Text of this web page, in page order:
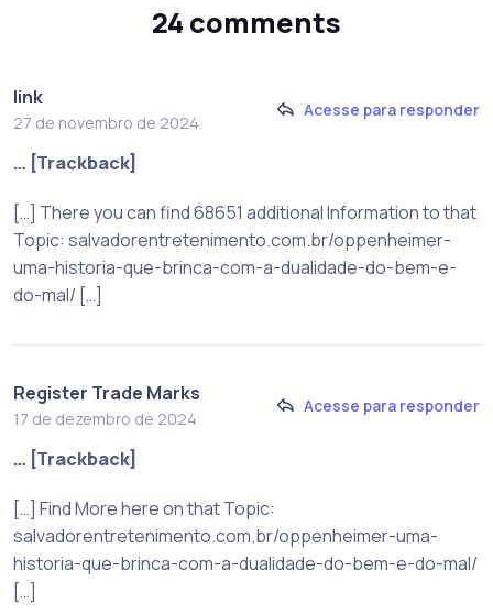
24 comments
link
27 de novembro de 2024
Acesse para responder
… [Trackback]
[…] There you can find 68651 additional Information to that
Topic: salvadorentretenimento.com.br/oppenheimer-
uma-historia-que-brinca-com-a-dualidade-do-bem-e-
do-mal/ […]
Register Trade Marks
17 de dezembro de 2024
Acesse para responder
… [Trackback]
[…] Find More here on that Topic:
salvadorentretenimento.com.br/oppenheimer-uma-
historia-que-brinca-com-a-dualidade-do-bem-e-do-mal/
[…]